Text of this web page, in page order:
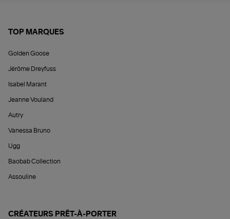
TOP MARQUES
Golden Goose
Jérôme Dreyfuss
Isabel Marant
Jeanne Vouland
Autry
Vanessa Bruno
Ugg
Baobab Collection
Assouline
CRÉATEURS PRÊT-À-PORTER